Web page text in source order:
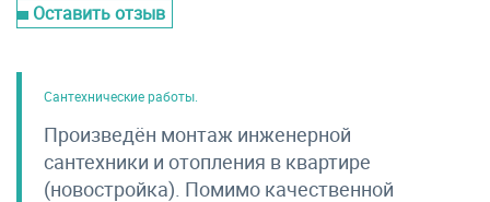
Оставить отзыв
Сантехнические работы.
Произведён монтаж инженерной
сантехники и отопления в квартире
(новостройка). Помимо качественной